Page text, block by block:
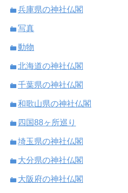
兵庫県の神社仏閣
写真
動物
北海道の神社仏閣
千葉県の神社仏閣
和歌山県の神社仏閣
四国88ヶ所巡り
埼玉県の神社仏閣
大分県の神社仏閣
大阪府の神社仏閣